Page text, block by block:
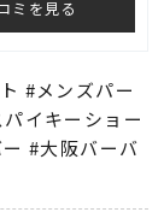
ミを見る
#メンズパー
イキーショー
#大阪バーバ